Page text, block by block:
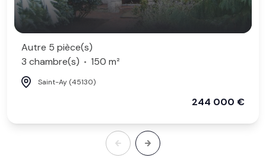
Autre 5 pièce(s)
3 chambre(s)
150 m²
Saint-Ay (45130)
244 000 €